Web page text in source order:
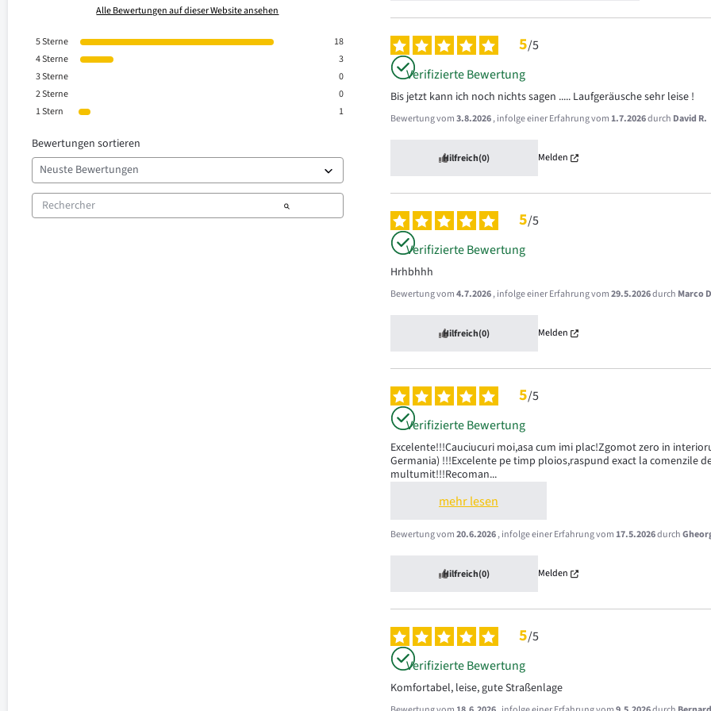
Alle Bewertungen auf dieser Website ansehen
5Sterne
18
4Sterne
3
3Sterne
0
2Sterne
0
1Stern 1
Bewertungen sortieren
5/5
Verifizierte Bewertung
Bis jetzt kann ich noch nichts sagen ..... Laufgeräusche sehr leise !
Bewertung vom3.8.2026, infolge einer Erfahrung vom1.7.2026durch David R.
Hilfreich(0) Melden
5/5
Verifizierte Bewertung
Hrhbhhh
Bewertung vom4.7.2026, infolge einer Erfahrung vom29.5.2026durch Marco
Hilfreich(0) Melden
5/5
Verifizierte Bewertung
Excelente!!!Cauciucuri moi,asa cum imi plac!Zgomot zero in
Germania) !!!Excelente pe timp ploios,raspund exact la comenzile
multumit!!!Recoman...
mehr lesen
Bewertung vom20.6.2026, infolge einer Erfahrung vom17.5.2026durch
Hilfreich(0) Melden
5/5
Verifizierte Bewertung
Komfortabel, leise, gute Straßenlage